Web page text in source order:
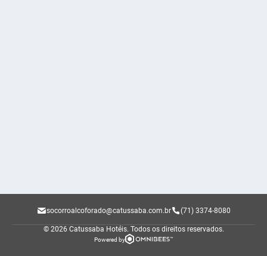
socorroalcoforado@catussaba.com.br (71) 3374-8080
© 2026 Catussaba Hotéis. Todos os direitos reservados.
Powered by